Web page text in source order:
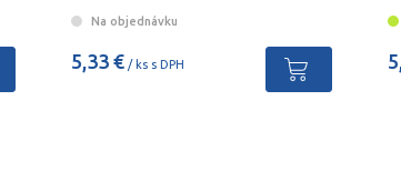
Na objednávku
5,33 €/ ks s DPH